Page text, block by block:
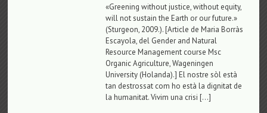
«Greening without justice, without equity,
will not sustain the Earth or our future.»
(Sturgeon, 2009.). [Article de Maria Borràs
Escayola, del Gender and Natural
Resource Management course Msc
Organic Agriculture, Wageningen
University (Holanda).] El nostre sòl està
tan destrossat com ho està la dignitat de
la humanitat. Vivim una crisi […]